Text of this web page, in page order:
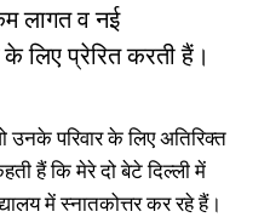
लागत व नई
के लिए प्रेरित करती हैं।
परिवार के लिए अतिरिक्त
हैं कि मेरे दो बेटे दिल्ली में
में स्नातकोत्तर कर रहे हैं।